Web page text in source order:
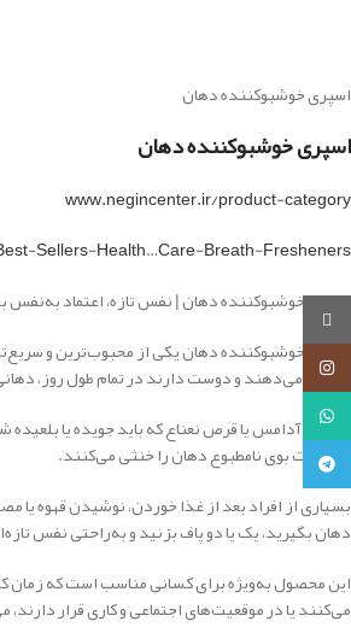
اسپری خوشبوکننده دهان
اسپری خوشبوکننده دهان
www.negincenter.ir/product-category
Sellers-Health…Care-Breath-Fresheners
اسپری خوشبوکننده دهان | نفس تازه، اعتماد به‌نفس
اسپری خوشبوکننده دهان یکی از محبوب‌ترین و
اهمیت می‌دهند و دوست دارند در تمام طول روز،
برخلاف آدامس یا قرص نعناع که باید جویده یا
به‌سرعت بوی نامطبوع دهان را خنثی می‌کنند.
بسیاری از افراد بعد از غذا خوردن، نوشیدن قهوه
دهان بگیرید، یک یا دو پاف بزنید و به‌راحتی نفس
این محصول به‌ویژه برای کسانی مناسب است که زمان
می‌کنند یا در موقعیت‌های اجتماعی و کاری قرار
روبیکا
اینستاگرام
واتساپ
تلگرام